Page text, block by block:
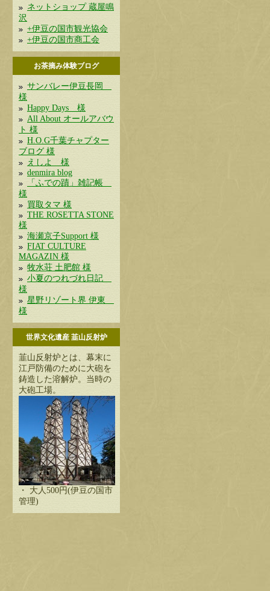
ネットショップ 蔵屋鳴
沢
+伊豆の国市観光協会
+伊豆の国市商工会
お茶摘み体験ブログ
サンバレー伊豆長岡
様
Happy Days 様
All About オールアバウ
ト 様
H.O.G千葉チャプター
ブログ 様
えしよ 様
denmira blog
「ふでの蹟」雑記帳
様
買取タマ 様
THE ROSETTA STONE
様
海瀬京子Support 様
FIAT CULTURE
MAGAZIN 様
牧水荘 土肥館 様
小夏のつれづれ日記
様
星野リゾート界 伊東
様
世界文化遺産 韮山反射炉
韮山反射炉とは、幕末に
江戸防備のために大砲を
鋳造した溶解炉。当時の
大砲工場。
・ 大人500円(伊豆の国市
管理)